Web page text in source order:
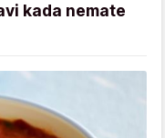
kada nemate